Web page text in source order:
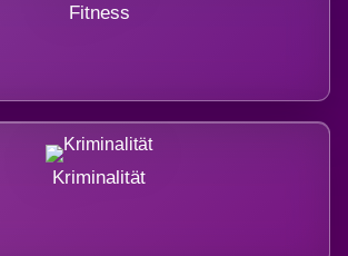
Fitness
Kriminalität